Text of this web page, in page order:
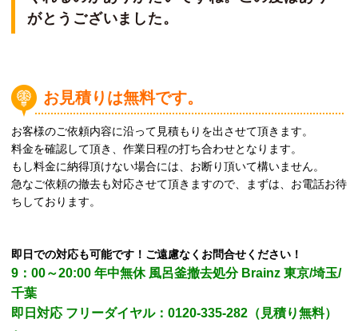
がとうございました。
お見積りは無料です。
お客様のご依頼内容に沿って見積もりを出させて頂きます。
料金を確認して頂き、作業日程の打ち合わせとなります。
もし料金に納得頂けない場合には、お断り頂いて構いません。
急なご依頼の撤去も対応させて頂きますので、まずは、お電話お待
ちしております。
即日での対応も可能です！ご遠慮なくお問合せください！
9：00～20:00 年中無休 風呂釜撤去処分 Brainz 東京/埼玉/
千葉
即日対応 フリーダイヤル：0120-335-282（見積り無料）